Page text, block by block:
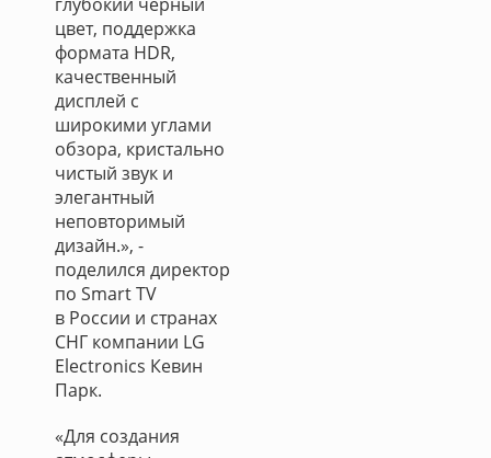
цвет, поддержка
формата HDR,
качественный
дисплей с
широкими углами
обзора, кристально
чистый звук и
элегантный
неповторимый
дизайн.», -
поделился директор
по Smart TV
в России и странах
СНГ компании LG
Electronics Кевин
Парк.
«Для создания